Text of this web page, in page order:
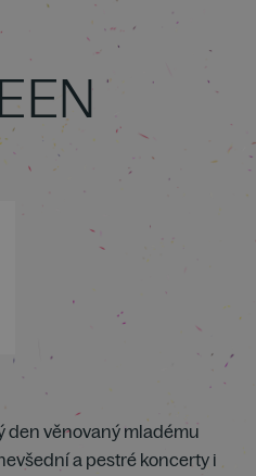
den věnovaný mladému
a pestré koncerty i